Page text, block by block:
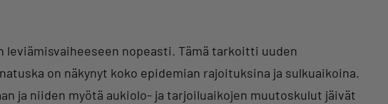
leviämisvaiheeseen nopeasti. Tämä tarkoitti uuden
on näkynyt koko epidemian rajoituksina ja sulkuaikoina.
ja niiden myötä aukiolo- ja tarjoiluaikojen muutoskulut jäivät